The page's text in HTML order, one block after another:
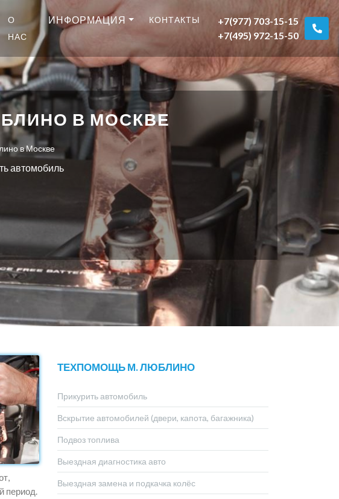
О
НАС
ИНФОРМАЦИЯ КОНТАКТЫ
+7(977) 703-15-15
+7(495) 972-15-50
В МОСКВЕ
в Москве
автомобиль
период.
ТЕХПОМОЩЬ М. ЛЮБЛИНО
Прикурить автомобиль
Вскрытие автомобилей (двери, капота, багажника)
Подвоз топлива
Выездная диагностика авто
Выездная замена и подкачка колёс